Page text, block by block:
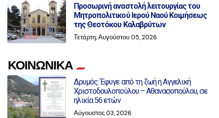
Προσωρινή αναστολή λειτουργίας του
Μητροπολιτικού Ιερού Ναού Κοιμήσεως
της Θεοτόκου Καλαβρύτων
Τετάρτη, Αυγούστου 05, 2026
ΚΟΙΝΩΝΙΚΑ
Δρυμός: Έφυγε από τη ζωή η Αγγελική
Χριστοδουλοπούλου – Αθανασοπούλου, σε
ηλικία 56 ετών
Αύγουστος 03, 2026